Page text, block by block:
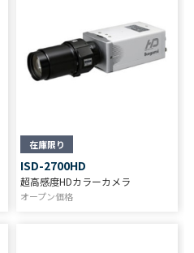
在庫限り
ISD-2700HD
超高感度HDカラーカメラ
オープン価格